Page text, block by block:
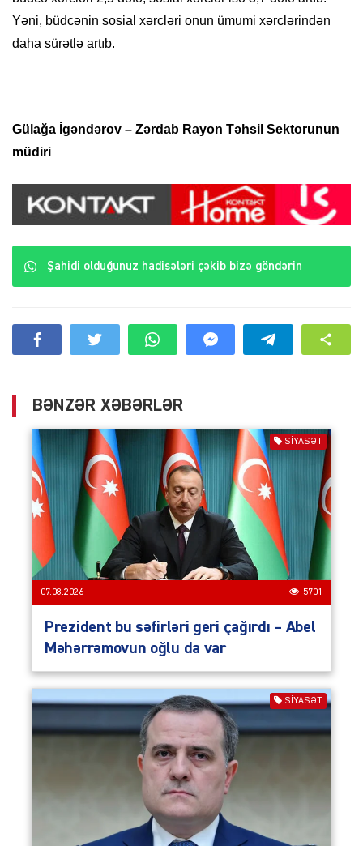
Yəni, büdcənin sosial xərcləri onun ümumi xərclərindən
daha sürətlə artıb.
Gülağa İgəndərov – Zərdab Rayon Təhsil Sektorunun
müdiri
Şahidi olduğunuz hadisələri çəkib bizə göndərin
BƏNZƏR XƏBƏRLƏR
SIYASƏT
07.08.2026 5701
Prezident bu səfirləri geri çağırdı – Abel
Məhərrəmovun oğlu da var
SIYASƏT